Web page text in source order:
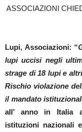
ASSOCIAZIONI
Lupi, Associazioni: “
lupi uccisi negli
strage di 18 lupi e
Rischio violazione
il mandato
all’ anno in Italia
istituzioni nazionali